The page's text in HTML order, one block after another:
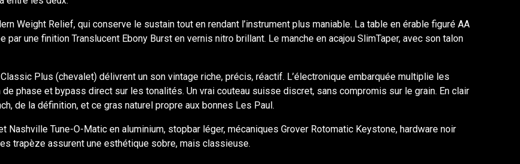
Weight Relief, qui conserve le sustain tout en rendant l’instrument plus maniable. La table en érable figuré AA
une finition Translucent Ebony Burst en vernis nitro brillant. Le manche en acajou SlimTaper, avec son talon
Plus (chevalet) délivrent un son vintage riche, précis, réactif. L’électronique embarquée multiplie les
phase et bypass direct sur les tonalités. Un vrai couteau suisse discret, sans compromis sur le grain. En clair
de la définition, et ce gras naturel propre aux bonnes Les Paul.
Tune-O-Matic en aluminium, stopbar léger, mécaniques Grover Rotomatic Keystone, hardware noir
trapèze assurent une esthétique sobre, mais classieuse.